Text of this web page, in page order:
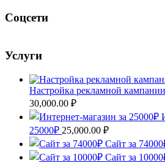
Соцсети
Услуги
Настройка рекламной
30,000.00 ₽
25000₽ 25,000.00 ₽
Сайт за
Сайт за